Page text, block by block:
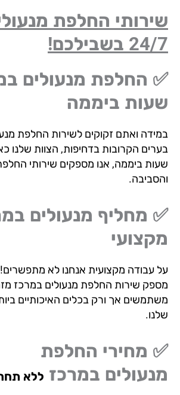
החלפת
בשבילכם!
ביממה
ואתם זקוקים לשירות החלפת מנעולים
ביממה, אנו מספקים שירותי החלפת
מחליף מנעולים
עבודה מקצועית אנחנו לא מתפשרים!
שירות החלפת מנעולים במרכז מזה
אך ורק בכלים האיכותיים ביותר
מחירי החלפת
במרכזללא תחרות